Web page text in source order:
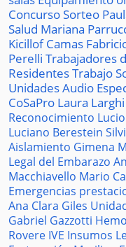
ConcursoSorteo
Salud Mariana
KicillofCamas
Perelli Trabajadores
ResidentesTrabajo
UnidadesAudio
CoSaPro Laura Larghi
Reconocimiento
Luciano Berestein
Aislamiento Gimena
Legal del Embarazo
Macchiavello Mario
Emergencias
Ana Clara Giles
Gabriel Gazzotti
Rovere IVE Insumos